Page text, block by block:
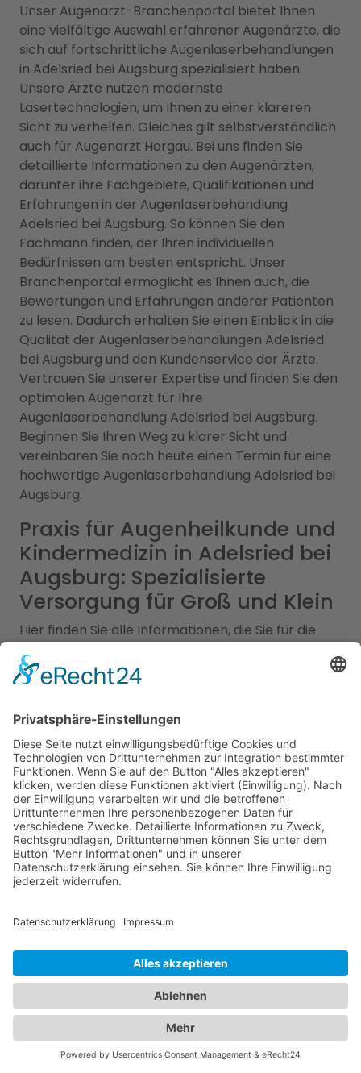
Unser Augenarzt-Branchenportal bietet Ihnen
eine vielfältige Auswahl erfahrener Augenärzte, die
sich auf fortschrittliche Augenlaserbehandlungen
in Adelsried bei Augsburg spezialisiert haben.
Unsere Ärzte nutzen modernste
Lasertechnologien, um Ihnen zu einer klareren
Sicht zu verhelfen. Gleiches gilt selbstverständlich
auch für Augenarzt Horgau. Bei uns finden Sie
detaillierte Informationen zu den Augenärzten,
darunter ihre Fachgebiete, Qualifikationen und
Erfahrungen in der Augenlaserbehandlung
Adelsried bei Augsburg. So können Sie den
Fachmann finden, der Ihren individuellen
Bedürfnissen am besten entspricht. Unser
Branchenportal ermöglicht es Ihnen auch, die
Bewertungen und Erfahrungen anderer Patienten
zu lesen. Dadurch erhalten Sie einen Einblick in die
Qualität der Augenlaserbehandlungen Adelsried
bei Augsburg und den Kundenservice der Ärzte.
Vertrauen Sie unserer Expertise und finden Sie den
optimalen Augenarzt für Ihre
Augenlaserbehandlung Adelsried bei Augsburg.
Beginnen Sie Ihren Weg zu klarer Sicht und
vereinbaren Sie noch heute einen Termin für eine
hochwertige Augenlaserbehandlung Adelsried bei
Augsburg.
Praxis für Augenheilkunde und
Kindermedizin in Adelsried bei
Augsburg: Spezialisierte
Versorgung für Groß und Klein
Hier finden Sie alle Informationen, die Sie für die
Augenärzte in Adelsried bei Augsburg sind
hochqualifizierte Fachexperten, die sich auf die
Augenerkrankungen spezialisiert haben. Von
Routineuntersuchungen bis hin zu speziellen
Augenbehandlungen stehen Ihnen diese
Fachärzte mit ihrem Fachwissen und modernen
medizinischen Geräten zur Verfügung. Zusätzlich
bieten wir Zugang zu erfahrenen Kinderärzten in
Adelsried bei Augsburg, die sich liebevoll um das
Wohlergehen Ihrer Kinder kümmern. Diese
Fachärzte bieten umfassende
behandeln akute und chronische Erkrankungen
besten Augenärzte und den besten
Adelsried bei Augsburgzu finden und Ihre Familie in
kompetente Hände zu legen. Vertrauen Sie auf
unsere sorgfältig ausgewählten Fachexperten, um
die optimale Gesundheit Ihrer Augen und die Ihrer
Liebsten zu gewährleisten.